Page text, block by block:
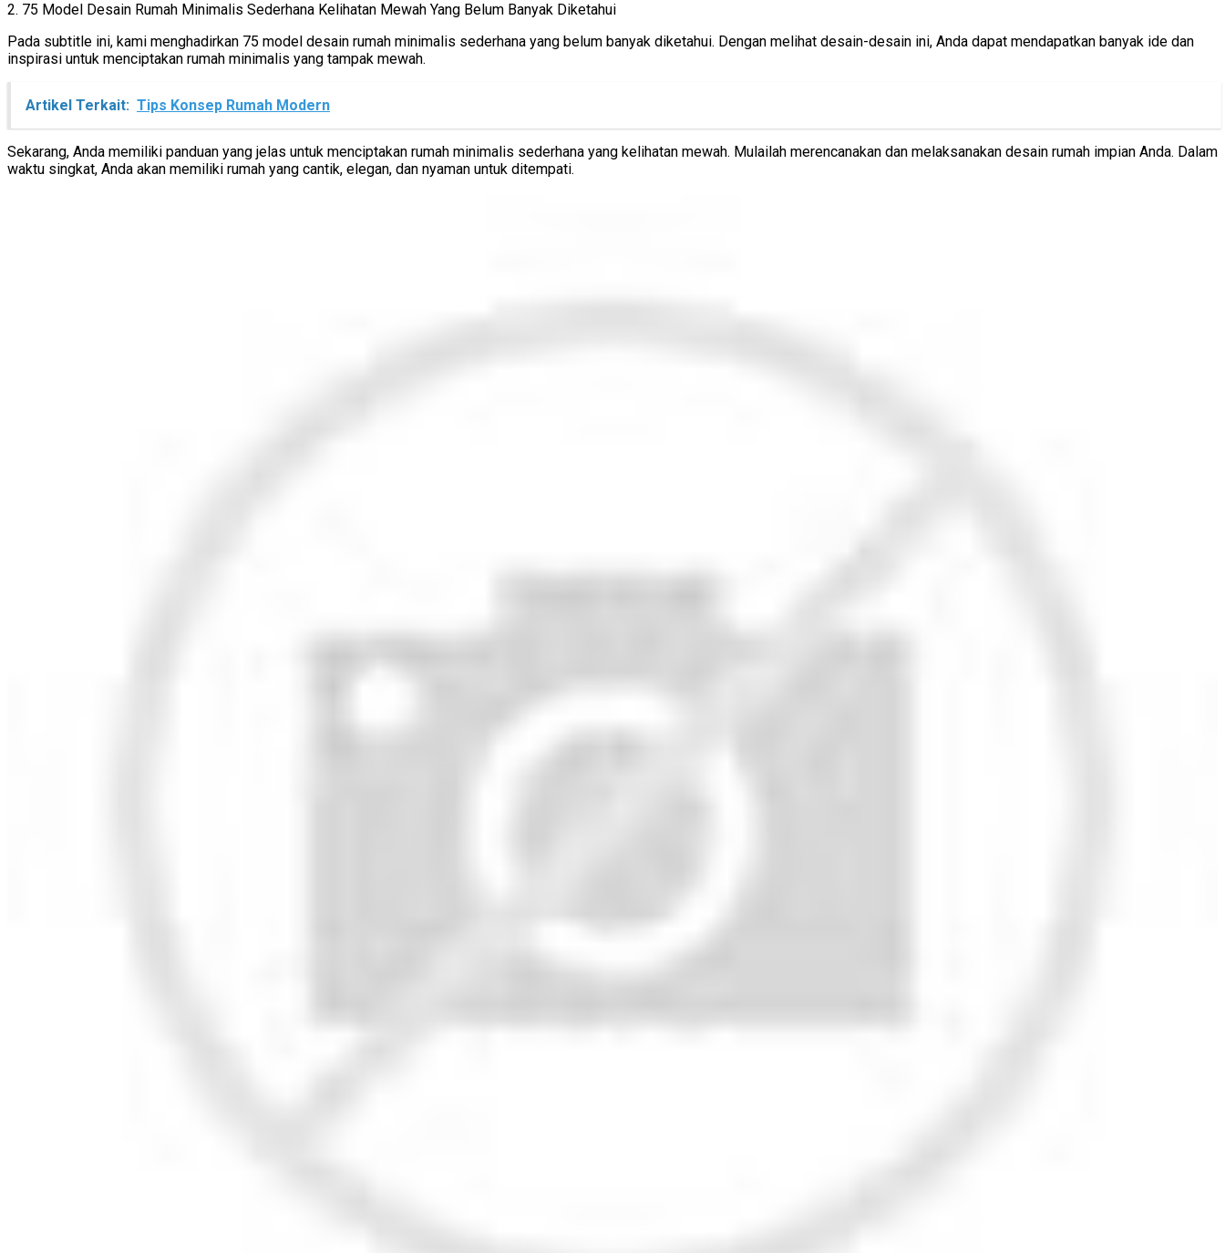
2. 75 Model Desain Rumah Minimalis Sederhana Kelihatan Mewah Yang Belum Banyak Diketahui
Pada subtitle ini, kami menghadirkan 75 model desain rumah minimalis sederhana yang belum banyak diketahui. Dengan melihat desain-desain ini, Anda dapat mendapatkan banyak ide dan
inspirasi untuk menciptakan rumah minimalis yang tampak mewah.
Artikel Terkait: Tips Konsep Rumah Modern
Sekarang, Anda memiliki panduan yang jelas untuk menciptakan rumah minimalis sederhana yang kelihatan mewah. Mulailah merencanakan dan melaksanakan desain rumah impian Anda. Dalam
waktu singkat, Anda akan memiliki rumah yang cantik, elegan, dan nyaman untuk ditempati.